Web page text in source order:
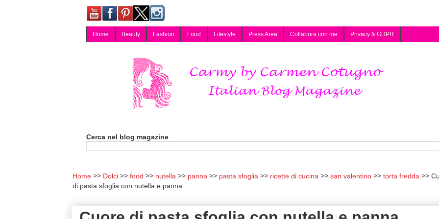
Home Beauty Fashion Food Lifestyle Press Area Collabora con me Privacy & GDPR
Cerca nel blog magazine
Home Dolci food nutella panna pasta sfoglia ricette di cucina san valentino torta fredda
di pasta sfoglia con nutella e panna